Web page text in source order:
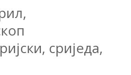
сриједа,